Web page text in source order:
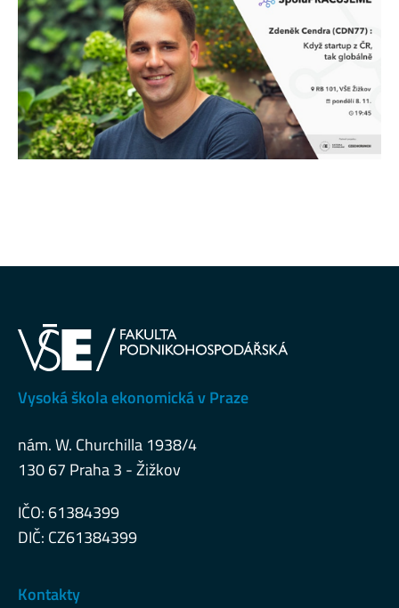
Vysoká škola ekonomická v Praze
nám. W. Churchilla 1938/4
130 67 Praha 3 - Žižkov
IČO: 61384399
DIČ: CZ61384399
Kontakty